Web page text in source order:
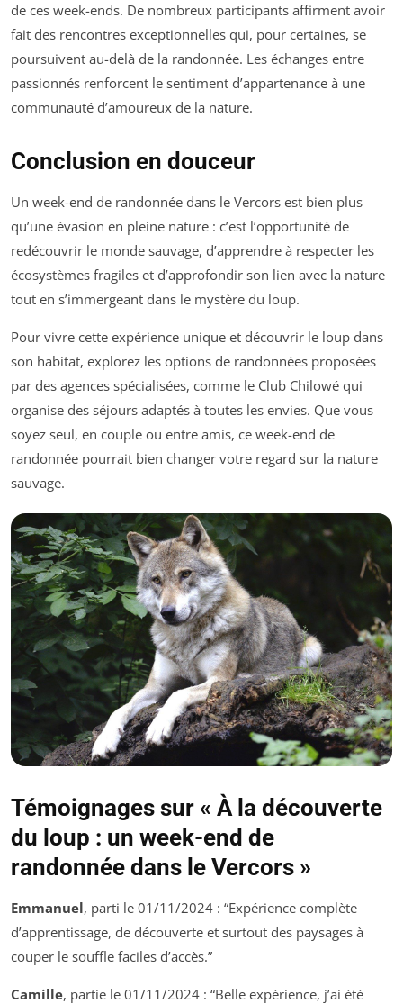
de ces week-ends. De nombreux participants affirment avoir
fait des rencontres exceptionnelles qui, pour certaines, se
poursuivent au-delà de la randonnée. Les échanges entre
passionnés renforcent le sentiment d’appartenance à une
communauté d’amoureux de la nature.
Conclusion en douceur
Un week-end de randonnée dans le Vercors est bien plus
qu’une évasion en pleine nature : c’est l’opportunité de
redécouvrir le monde sauvage, d’apprendre à respecter les
écosystèmes fragiles et d’approfondir son lien avec la nature
tout en s’immergeant dans le mystère du loup.
Pour vivre cette expérience unique et découvrir le loup dans
son habitat, explorez les options de randonnées proposées
par des agences spécialisées, comme le Club Chilowé qui
organise des séjours adaptés à toutes les envies. Que vous
soyez seul, en couple ou entre amis, ce week-end de
randonnée pourrait bien changer votre regard sur la nature
sauvage.
Témoignages sur « À la découverte
du loup : un week-end de
randonnée dans le Vercors »
Emmanuel, parti le 01/11/2024 : “Expérience complète
d’apprentissage, de découverte et surtout des paysages à
couper le souffle faciles d’accès.”
Camille, partie le 01/11/2024 : “Belle expérience, j’ai été